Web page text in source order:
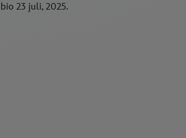
23 juli, 2025.